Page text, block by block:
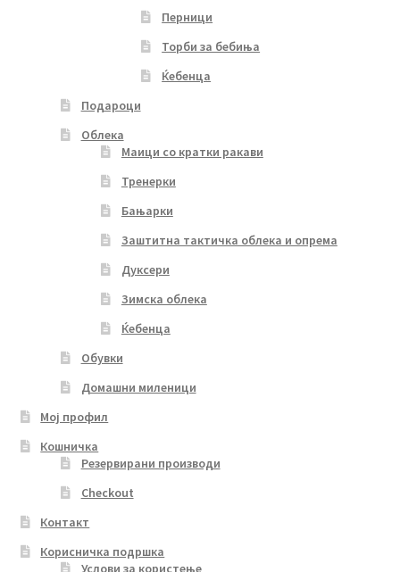
Перници
Торби за бебиња
Ќебенца
Подароци
Облека
Маици со кратки ракави
Тренерки
Бањарки
Заштитна тактичка облека и опрема
Дуксери
Зимска облека
Ќебенца
Обувки
Домашни миленици
Мој профил
Кошничка
Резервирани производи
Checkout
Контакт
Корисничка подршка
Услови за користење